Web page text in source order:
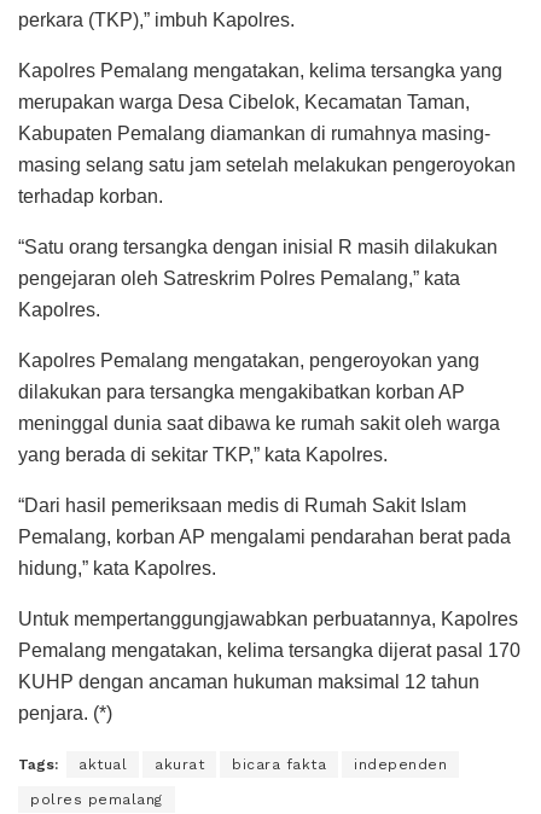
perkara (TKP),” imbuh Kapolres.
Kapolres Pemalang mengatakan, kelima tersangka yang
merupakan warga Desa Cibelok, Kecamatan Taman,
Kabupaten Pemalang diamankan di rumahnya masing-
masing selang satu jam setelah melakukan pengeroyokan
terhadap korban.
“Satu orang tersangka dengan inisial R masih dilakukan
pengejaran oleh Satreskrim Polres Pemalang,” kata
Kapolres.
Kapolres Pemalang mengatakan, pengeroyokan yang
dilakukan para tersangka mengakibatkan korban AP
meninggal dunia saat dibawa ke rumah sakit oleh warga
yang berada di sekitar TKP,” kata Kapolres.
“Dari hasil pemeriksaan medis di Rumah Sakit Islam
Pemalang, korban AP mengalami pendarahan berat pada
hidung,” kata Kapolres.
Untuk mempertanggungjawabkan perbuatannya, Kapolres
Pemalang mengatakan, kelima tersangka dijerat pasal 170
KUHP dengan ancaman hukuman maksimal 12 tahun
penjara. (*)
Tags: aktual akurat bicara fakta independen
polres pemalang